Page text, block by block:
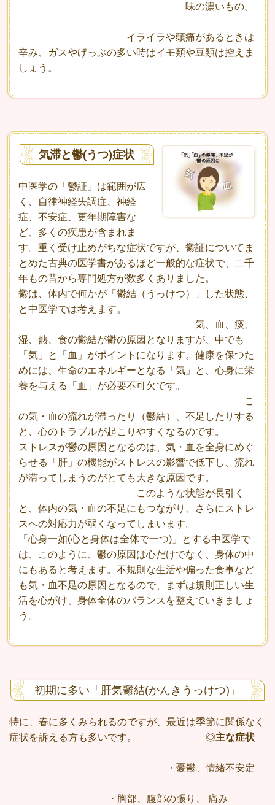
味の濃いもの。
イライラや頭痛があるときは
辛み、ガスやげっぷの多い時はイモ類や豆類は控えま
しょう。
気滞と鬱(うつ)症状
中医学の「鬱証」は範囲が広
く、自律神経失調症、神経
症、不安症、更年期障害な
ど、多くの疾患が含まれま
す。重く受け止めがちな症状ですが、鬱証についてま
とめた古典の医学書があるほど一般的な症状で、二千
年もの昔から専門処方が数多くありました。
鬱は、体内で何かが「鬱結（うっけつ）」した状態、
と中医学では考えます。
気、血、痰、
湿、熱、食の鬱結が鬱の原因となりますが、中でも
「気」と「血」がポイントになります。健康を保つた
めには、生命のエネルギーとなる「気」と、心身に栄
養を与える「血」が必要不可欠です。
こ
の気・血の流れが滞ったり（鬱結）、不足したりする
と、心のトラブルが起こりやすくなるのです。
ストレスが鬱の原因となるのは、気・血を全身にめぐ
らせる「肝」の機能がストレスの影響で低下し、流れ
が滞ってしまうのがとても大きな原因です。
このような状態が長引く
と、体内の気・血の不足にもつながり、さらにストレ
スへの対応力が弱くなってしまいます。
「心身一如(心と身体は全体で一つ)」とする中医学で
は、このように、鬱の原因は心だけでなく、身体の中
にもあると考えます。不規則な生活や偏った食事など
も気・血不足の原因となるので、まずは規則正しい生
活を心がけ、身体全体のバランスを整えていきましょ
う。
初期に多い「肝気鬱結(かんきうっけつ)」
特に、春に多くみられるのですが、最近は季節に関係なく
症状を訴える方も多いです。 ◎主な症状
・憂鬱、情緒不安定
・胸部、腹部の張り、 痛み